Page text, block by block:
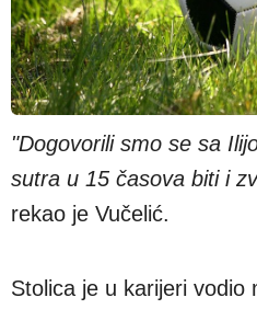
"Dogovorili smo se sa
sutra u 15 časova biti i
rekao je Vučelić.
Stolica je u karijeri vodio